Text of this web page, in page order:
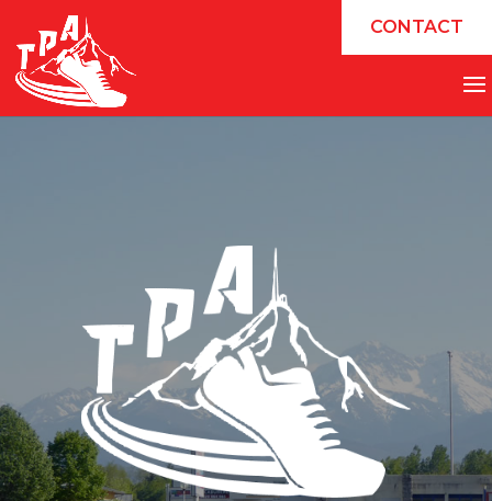
CONTACT